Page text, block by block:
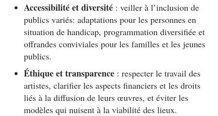
Accessibilité et diversité: veiller à l’inclusion de
publics variés: adaptations pour les personnes en
situation de handicap, programmation diversifiée et
offrandes conviviales pour les familles et les jeunes
publics.
Éthique et transparence: respecter le travail des
artistes, clarifier les aspects financiers et les droits
liés à la diffusion de leurs œuvres, et éviter les
modèles qui nuisent à la viabilité des lieux.